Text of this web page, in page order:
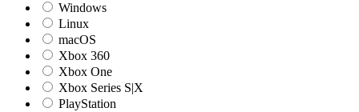
Windows
Linux
macOS
Xbox 360
Xbox One
Xbox Series S|X
PlayStation